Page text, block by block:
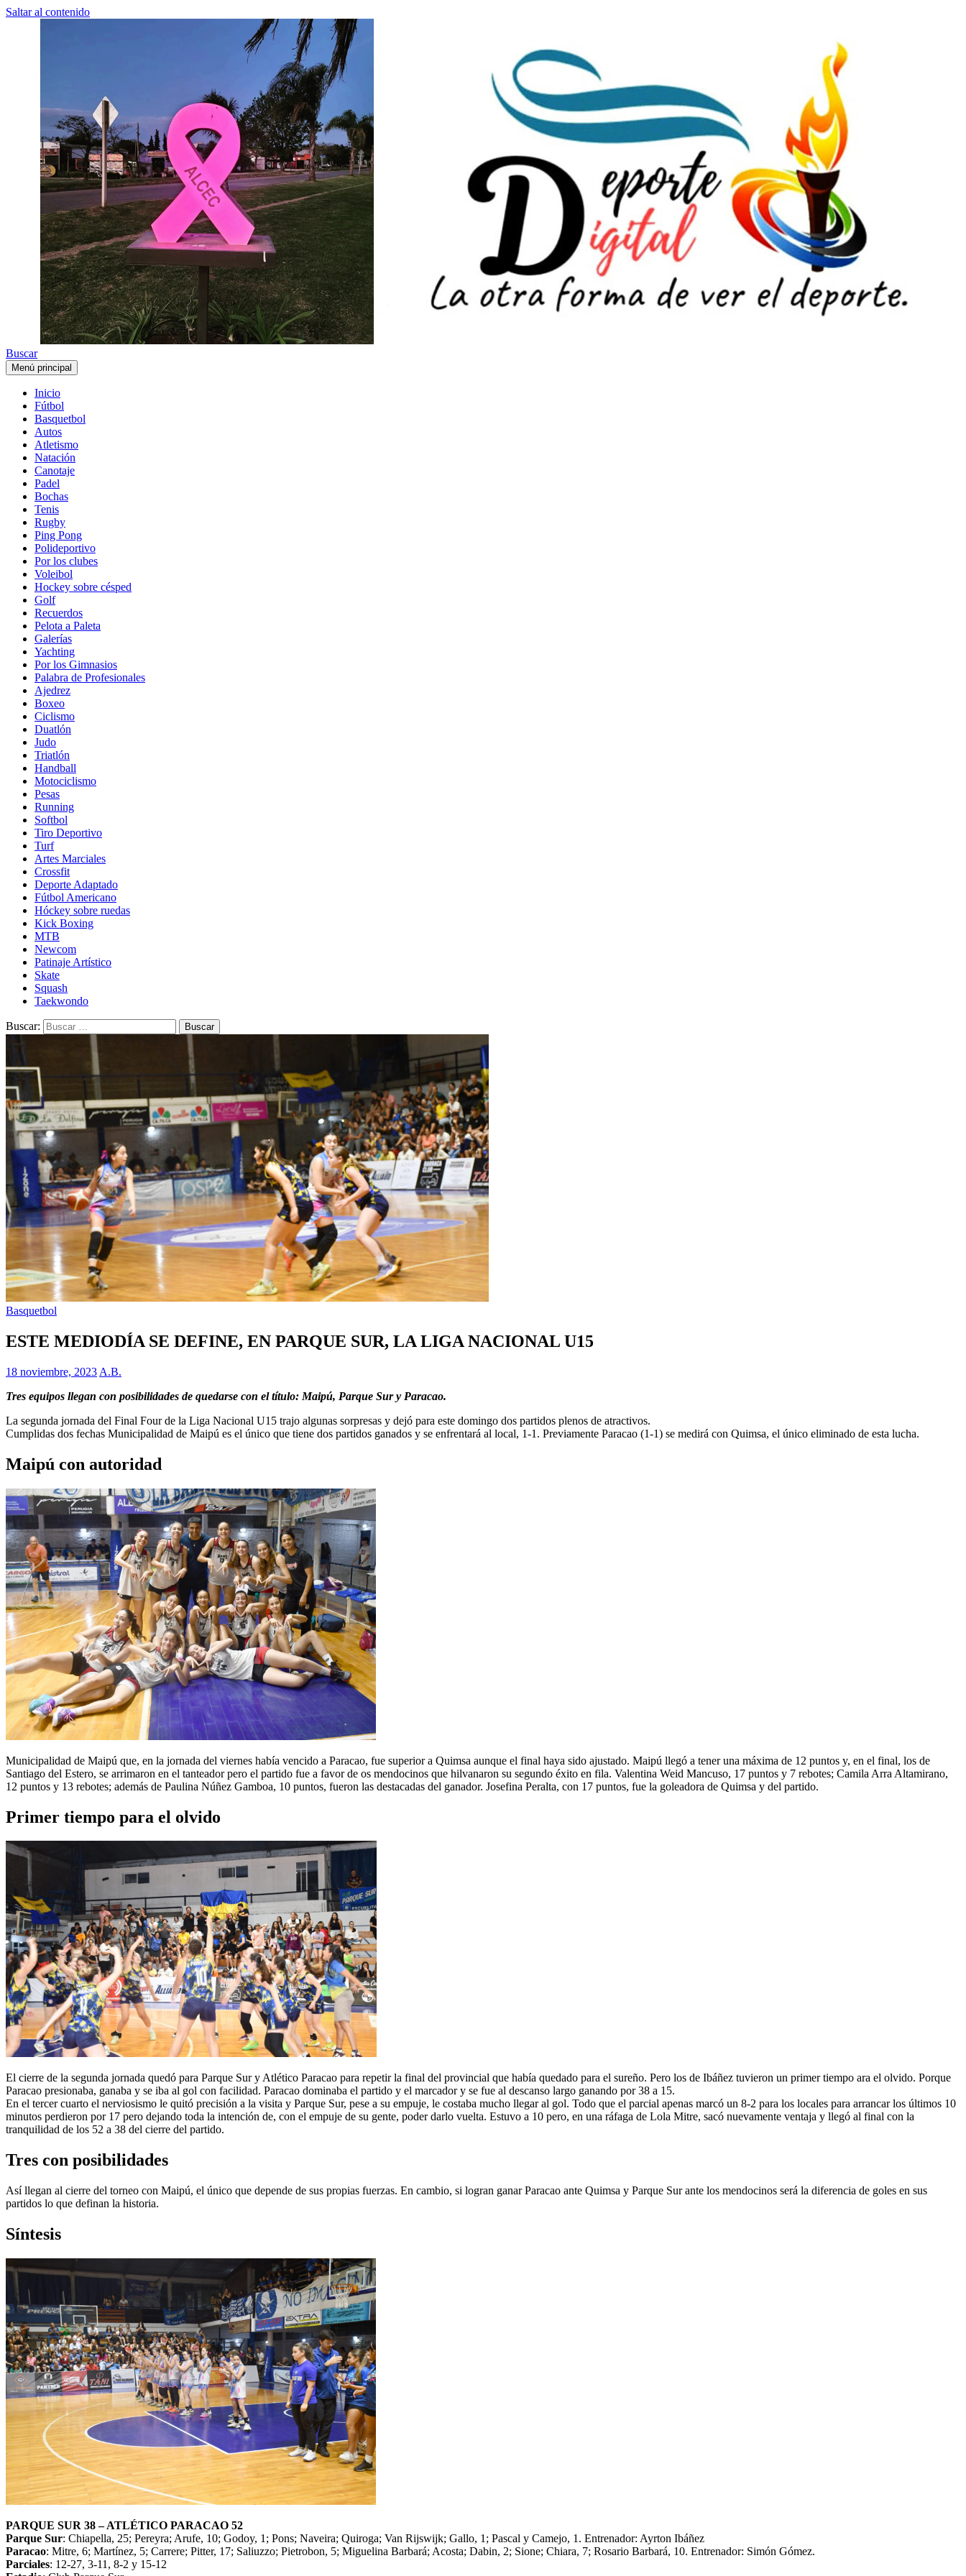
Saltar al contenido
Buscar
Menú principal
Inicio
Fútbol
Basquetbol
Autos
Atletismo
Natación
Canotaje
Padel
Bochas
Tenis
Rugby
Ping Pong
Polideportivo
Por los clubes
Voleibol
Hockey sobre césped
Golf
Recuerdos
Pelota a Paleta
Galerías
Yachting
Por los Gimnasios
Palabra de Profesionales
Ajedrez
Boxeo
Ciclismo
Duatlón
Judo
Triatlón
Handball
Motociclismo
Pesas
Running
Softbol
Tiro Deportivo
Turf
Artes Marciales
Crossfit
Deporte Adaptado
Fútbol Americano
Hóckey sobre ruedas
Kick Boxing
MTB
Newcom
Patinaje Artístico
Skate
Squash
Taekwondo
Buscar:
Basquetbol
ESTE MEDIODÍA SE DEFINE, EN PARQUE SUR, LA LIGA NACIONAL U15
18 noviembre, 2023 A.B.
Tres equipos llegan con posibilidades de quedarse con el título: Maipú, Parque Sur y Paracao.
La segunda jornada del Final Four de la Liga Nacional U15 trajo algunas sorpresas y dejó para este domingo dos partidos plenos de atractivos.
Cumplidas dos fechas Municipalidad de Maipú es el único que tiene dos partidos ganados y se enfrentará al local, 1-1. Previamente Paracao (1-1) se medirá con Quimsa, el único eliminado de esta lucha.
Maipú con autoridad
Municipalidad de Maipú que, en la jornada del viernes había vencido a Paracao, fue superior a Quimsa aunque el final haya sido ajustado. Maipú llegó a tener una máxima de 12 puntos y, en el final, los de
Santiago del Estero, se arrimaron en el tanteador pero el partido fue a favor de os mendocinos que hilvanaron su segundo éxito en fila. Valentina Weid Mancuso, 17 puntos y 7 rebotes; Camila Arra Altamirano,
12 puntos y 13 rebotes; además de Paulina Núñez Gamboa, 10 puntos, fueron las destacadas del ganador. Josefina Peralta, con 17 puntos, fue la goleadora de Quimsa y del partido.
Primer tiempo para el olvido
El cierre de la segunda jornada quedó para Parque Sur y Atlético Paracao para repetir la final del provincial que había quedado para el sureño. Pero los de Ibáñez tuvieron un primer tiempo ara el olvido. Porque
Paracao presionaba, ganaba y se iba al gol con facilidad. Paracao dominaba el partido y el marcador y se fue al descanso largo ganando por 38 a 15.
En el tercer cuarto el nerviosismo le quitó precisión a la visita y Parque Sur, pese a su empuje, le costaba mucho llegar al gol. Todo que el parcial apenas marcó un 8-2 para los locales para arrancar los últimos 10
minutos perdieron por 17 pero dejando toda la intención de, con el empuje de su gente, poder darlo vuelta. Estuvo a 10 pero, en una ráfaga de Lola Mitre, sacó nuevamente ventaja y llegó al final con la
tranquilidad de los 52 a 38 del cierre del partido.
Tres con posibilidades
Así llegan al cierre del torneo con Maipú, el único que depende de sus propias fuerzas. En cambio, si logran ganar Paracao ante Quimsa y Parque Sur ante los mendocinos será la diferencia de goles en sus
partidos lo que definan la historia.
Síntesis
PARQUE SUR 38 – ATLÉTICO PARACAO 52
Parque Sur: Chiapella, 25; Pereyra; Arufe, 10; Godoy, 1; Pons; Naveira; Quiroga; Van Rijswijk; Gallo, 1; Pascal y Camejo, 1. Entrenador: Ayrton Ibáñez
Paracao: Mitre, 6; Martínez, 5; Carrere; Pitter, 17; Saliuzzo; Pietrobon, 5; Miguelina Barbará; Acosta; Dabin, 2; Sione; Chiara, 7; Rosario Barbará, 10. Entrenador: Simón Gómez.
Parciales: 12-27, 3-11, 8-2 y 15-12